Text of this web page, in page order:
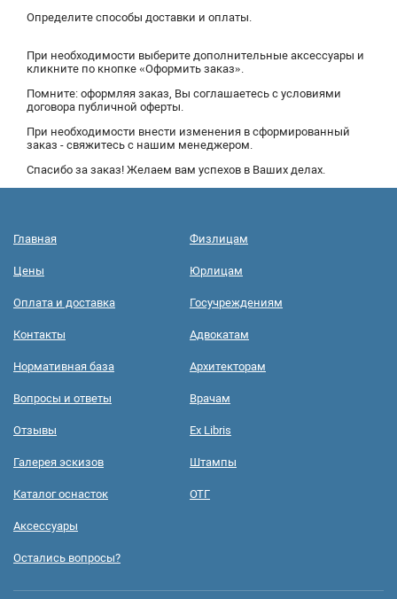
Определите способы доставки и оплаты.
При необходимости выберите дополнительные аксессуары и
кликните по кнопке «Оформить заказ».
Помните: оформляя заказ, Вы соглашаетесь с условиями
договора публичной оферты.
При необходимости внести изменения в сформированный
заказ - свяжитесь с нашим менеджером.
Спасибо за заказ! Желаем вам успехов в Ваших делах.
Главная
Цены
Оплата и доставка
Контакты
Нормативная база
Вопросы и ответы
Отзывы
Галерея эскизов
Каталог оснасток
Аксессуары
Остались вопросы?
Физлицам
Юрлицам
Госучреждениям
Адвокатам
Архитекторам
Врачам
Ex Libris
Штампы
ОТГ